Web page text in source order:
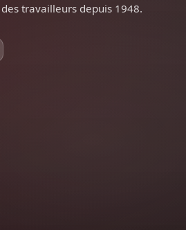
travailleurs depuis 1948.